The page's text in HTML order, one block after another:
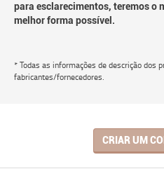
para esclarecimentos, teremos o
melhor forma possível.
* Todas as informações de descrição dos
fabricantes/fornecedores.
CRIAR UM